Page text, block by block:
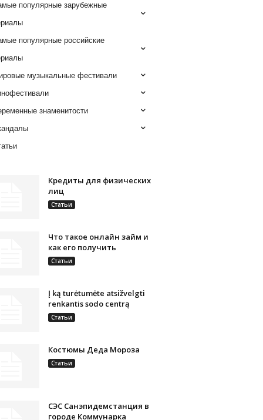
популярные зарубежные
популярные российские
музыкальные фестивали
знаменитости
Кредиты для физических
лиц
Статьи
Что такое онлайн займ и
как его получить
Статьи
Į ką turėtumėte atsižvelgti
renkantis sodo centrą
Статьи
Костюмы Деда Мороза
Статьи
СЭС Санэпидемстанция в
городе Коммунарка